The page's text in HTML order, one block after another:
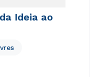
Ideia ao